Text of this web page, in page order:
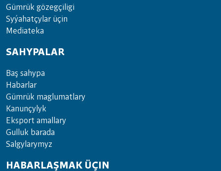
Güm­rük gö­zeg­çi­li­gi
Sy­ýa­hat­çy­lar ü­çin
Media­teka
SAHYPALAR
Baş sahypa
Habarlar
Gümrük maglumatlary
Kanunçylyk
Eksport amallary
Gulluk barada
Salgylarymyz
HABARLAŞMAK ÜÇIN